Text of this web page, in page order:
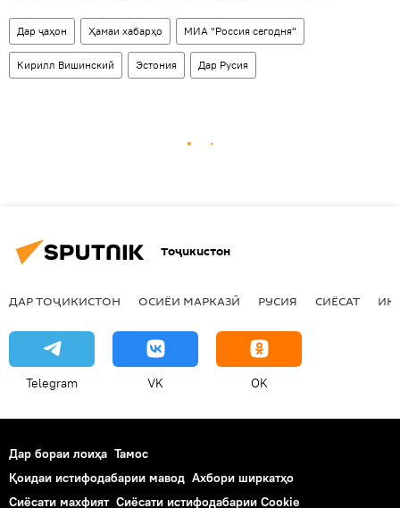
Дар ҷаҳон Ҳамаи хабарҳо МИА "Россия сегодня"
Кирилл Вишинский Эстония Дар Русия
Тоҷикистон
ДАР ТОҶИКИСТОН ОСИЁИ МАРКАЗӢ РУСИЯ СИЁСАТ
Telegram VK OK
Дар бораи лоиҳа Тамос
Қоидаи истифодабарии мавод Ахбори ширкатҳо
Сиёсати махфият Сиёсати истифодабарии Cookie